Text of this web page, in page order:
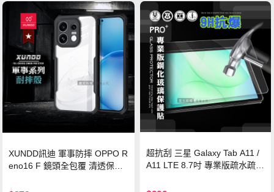
XUNDD訊迪 軍事防摔 OPPO R
eno16 F 鏡頭全包覆 清透保護
超抗刮 三星 Galaxy Tab A11 /
A11 LTE 8.7吋 專業版疏水疏油